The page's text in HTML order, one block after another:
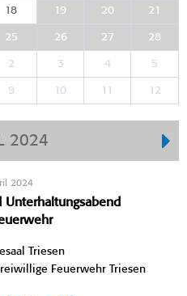
18 19 20 21
25 26 27 28
2 3 4 5
9 10 11 12
2024
2024
Unterhaltungsabend
Triesen
Feuerwehr Triesen